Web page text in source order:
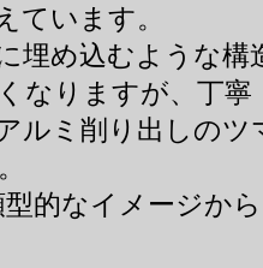
ています。
埋め込むような構
なりますが、丁寧
ルミ削り出しのツ
的なイメージか